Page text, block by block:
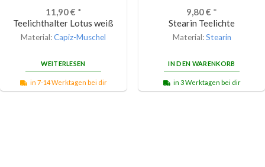
11,90€ *
Teelichthalter Lotus weiß
Material:Capiz-Muschel
WEITERLESEN
in 7-14 Werktagen bei dir
9,80€ *
Stearin Teelichte
Material:Stearin
IN DEN WARENKORB
in 3 Werktagen bei dir